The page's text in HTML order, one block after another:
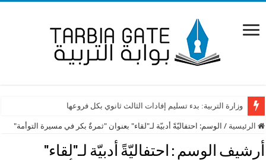
وزارة التربية: بدء تسليم إفادات الثالث ثانوي بكل فروعها
الرئيسية / الوسم: احتفاليّةً أدبيّة لـ"لقاء" بعنوان "ثمرةٌ بكر في مسيرة التوأمة"
أرشيف الوسم : احتفاليّةً أدبيّة لـ"لقاء"